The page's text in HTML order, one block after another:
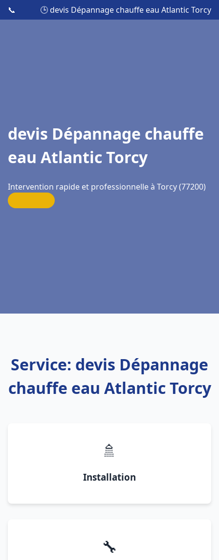
📞 🕒 devis Dépannage chauffe eau Atlantic Torcy
devis Dépannage chauffe
eau Atlantic Torcy
Intervention rapide et professionnelle à Torcy (77200)
Service: devis Dépannage
chauffe eau Atlantic Torcy
🚿
Installation
🔧